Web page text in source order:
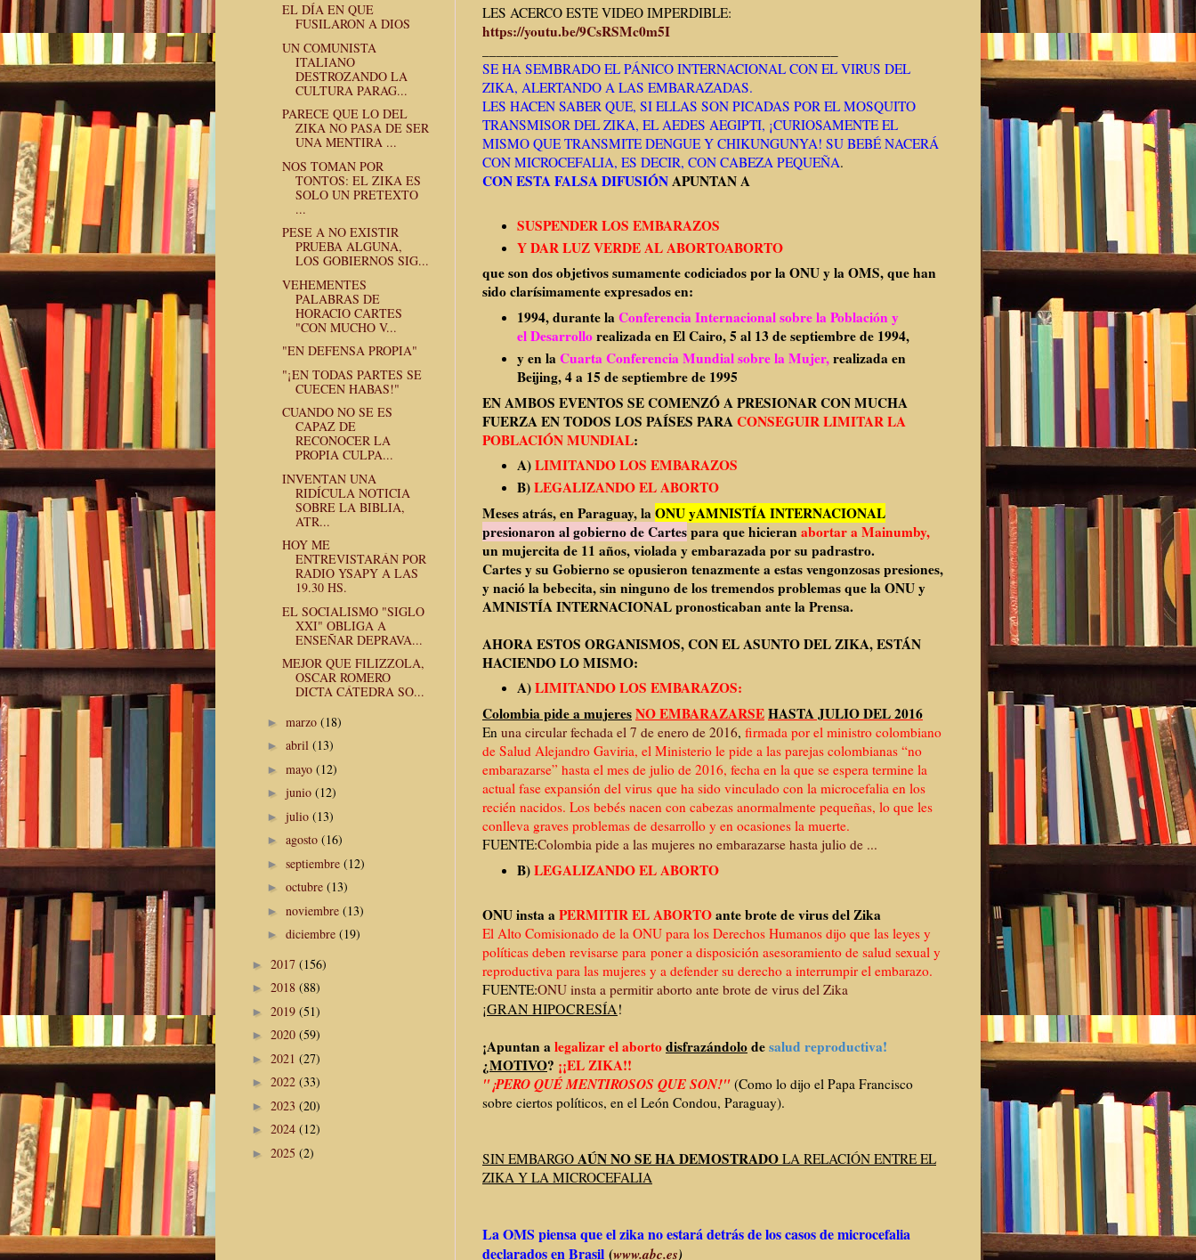
LES ACERCO ESTE VIDEO IMPERDIBLE:
https://youtu.be/9CsRSMc0m5I
SE HA SEMBRADO EL PÁNICO INTERNACIONAL CON EL VIRUS DEL
ZIKA, ALERTANDO A LAS EMBARAZADAS.
LES HACEN SABER QUE, SI ELLAS SON PICADAS POR EL MOSQUITO
TRANSMISOR DEL ZIKA, EL AEDES AEGIPTI, ¡CURIOSAMENTE EL
MISMO QUE TRANSMITE DENGUE Y CHIKUNGUNYA! SU BEBÉ NACERÁ
CON MICROCEFALIA, ES DECIR, CON CABEZA PEQUEÑA.
CON ESTA FALSA DIFUSIÓNAPUNTAN A
SUSPENDER LOS EMBARAZOS
Y DAR LUZ VERDE AL ABORTOABORTO
que son dos objetivos sumamente codiciados por la ONU y la OMS, que han
sido clarísimamente expresados en:
1994, durante laConferencia Internacional sobre la Población y
el Desarrollorealizada en El Cairo, 5 al 13 de septiembre de 1994,
y en laCuarta Conferencia Mundial sobre la Mujer,realizada en
Beijing, 4 a 15 de septiembre de 1995
EN AMBOS EVENTOS SE COMENZÓ A PRESIONAR CON MUCHA
FUERZA EN TODOS LOS PAÍSES PARACONSEGUIR LIMITAR LA
POBLACIÓN MUNDIAL:
A)LIMITANDO LOS EMBARAZOS
B)LEGALIZANDO EL ABORTO
Meses atrás, en Paraguay, laONU yAMNISTÍA INTERNACIONAL
presionaron al gobierno de Cartespara que hicieranabortar a Mainumby,
un mujercita de 11 años, violada y embarazada por su padrastro.
Cartes y su Gobierno se opusieron tenazmente a estas vengonzosas presiones,
y nació la bebecita, sin ninguno de los tremendos problemas que la ONU y
AMNISTÍA INTERNACIONAL pronosticaban ante la Prensa.
AHORA ESTOS ORGANISMOS, CON EL ASUNTO DEL ZIKA, ESTÁN
HACIENDO LO MISMO:
A)LIMITANDO LOS EMBARAZOS:
Colombia pide a mujeresNO EMBARAZARSEHASTA JULIO DEL 2016
En una circular fechada el 7 de enero de 2016, firmada por el ministro colombiano
de Salud Alejandro Gaviria, el Ministerio le pide a las parejas colombianas “no
embarazarse” hasta el mes de julio de 2016, fecha en la que se espera termine la
actual fase expansión del virus que ha sido vinculado con la microcefalia en los
recién nacidos. Los bebés nacen con cabezas anormalmente pequeñas, lo que les
conlleva graves problemas de desarrollo y en ocasiones la muerte.
FUENTE:Colombia pide a las mujeres no embarazarse hasta julio de ...
B)LEGALIZANDO EL ABORTO
ONU insta aPERMITIR EL ABORTOante brote de virus del Zika
El Alto Comisionado de la ONU para los Derechos Humanos dijo que las leyes y
políticas deben revisarse para poner a disposición asesoramiento de salud sexual y
reproductiva para las mujeres y a defender su derecho a interrumpir el embarazo.
FUENTE:ONU insta a permitir aborto ante brote de virus del Zika
¡GRAN HIPOCRESÍA!
¡Apuntan alegalizar el abortodisfrazándolodesalud reproductiva!
¿MOTIVO? ¡¡EL ZIKA!!
"¡PERO QUÉ MENTIROSOS QUE SON!" (Como lo dijo el Papa Francisco
sobre ciertos políticos, en el León Condou, Paraguay).
SIN EMBARGO AÚN NO SE HA DEMOSTRADO LA RELACIÓN ENTRE EL
ZIKA Y LA MICROCEFALIA
La OMS piensa que el zika no estará detrás de los casos de microcefalia
declarados en Brasil (www.abc.es)
EL DÍA EN QUE
FUSILARON A DIOS
UN COMUNISTA
ITALIANO
DESTROZANDO LA
CULTURA PARAG...
PARECE QUE LO DEL
ZIKA NO PASA DE SER
UNA MENTIRA ...
NOS TOMAN POR
TONTOS: EL ZIKA ES
SOLO UN PRETEXTO
...
PESE A NO EXISTIR
PRUEBA ALGUNA,
LOS GOBIERNOS SIG...
VEHEMENTES
PALABRAS DE
HORACIO CARTES
"CON MUCHO V...
"EN DEFENSA PROPIA"
"¡EN TODAS PARTES SE
CUECEN HABAS!"
CUANDO NO SE ES
CAPAZ DE
RECONOCER LA
PROPIA CULPA...
INVENTAN UNA
RIDÍCULA NOTICIA
SOBRE LA BIBLIA,
ATR...
HOY ME
ENTREVISTARÁN POR
RADIO YSAPY A LAS
19.30 HS.
EL SOCIALISMO "SIGLO
XXI" OBLIGA A
ENSEÑAR DEPRAVA...
MEJOR QUE FILIZZOLA,
OSCAR ROMERO
DICTA CÁTEDRA SO...
► marzo (18)
► abril (13)
► mayo (12)
► junio (12)
► julio (13)
► agosto (16)
► septiembre (12)
► octubre (13)
► noviembre (13)
► diciembre (19)
► 2017 (156)
► 2018 (88)
► 2019 (51)
► 2020 (59)
► 2021 (27)
► 2022 (33)
► 2023 (20)
► 2024 (12)
► 2025 (2)